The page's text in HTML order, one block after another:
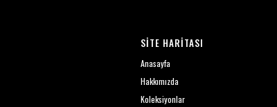
SİTE HARİTASI
Anasayfa
Hakkımızda
Koleksiyonlar